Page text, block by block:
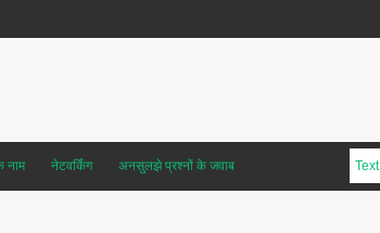
नाम नेटवर्किंग अनसुलझे प्रश्नों के जवाब